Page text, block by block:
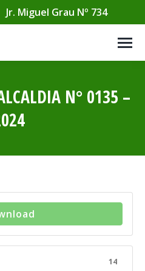
Jr. Miguel Grau Nº 734
N° 0135 –
14